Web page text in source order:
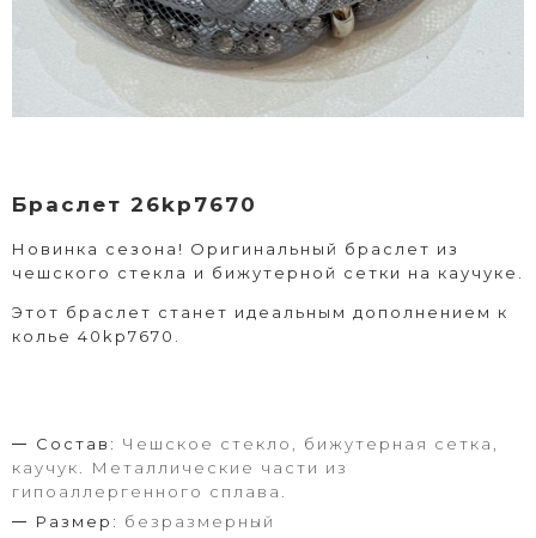
Браслет 26kp7670
Новинка сезона! Оригинальный браслет из
чешского стекла и бижутерной сетки на каучуке.
Этот браслет станет идеальным дополнением к
колье 40kp7670.
Состав: Чешское стекло, бижутерная сетка,
каучук. Металлические части из
гипоаллергенного сплава.
Размер: безразмерный